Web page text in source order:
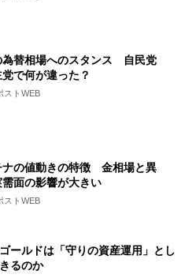
為替相場へのスタンス 自民党
党で何が違った？
ストWEB
ナの値動きの特徴 金相場と異
面の影響が大きい
ストWEB
ールドは「守りの資産運用」とし
るのか